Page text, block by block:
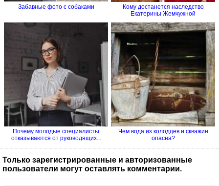
Забавные фото с собаками
Кому достанется наследство
Екатерины Жемчужной
Почему молодые специалисты
отказываются от руководящих...
Чем вода из колодцев и скважин
опасна?
Только зарегистрированные и авторизованные
пользователи могут оставлять комментарии.